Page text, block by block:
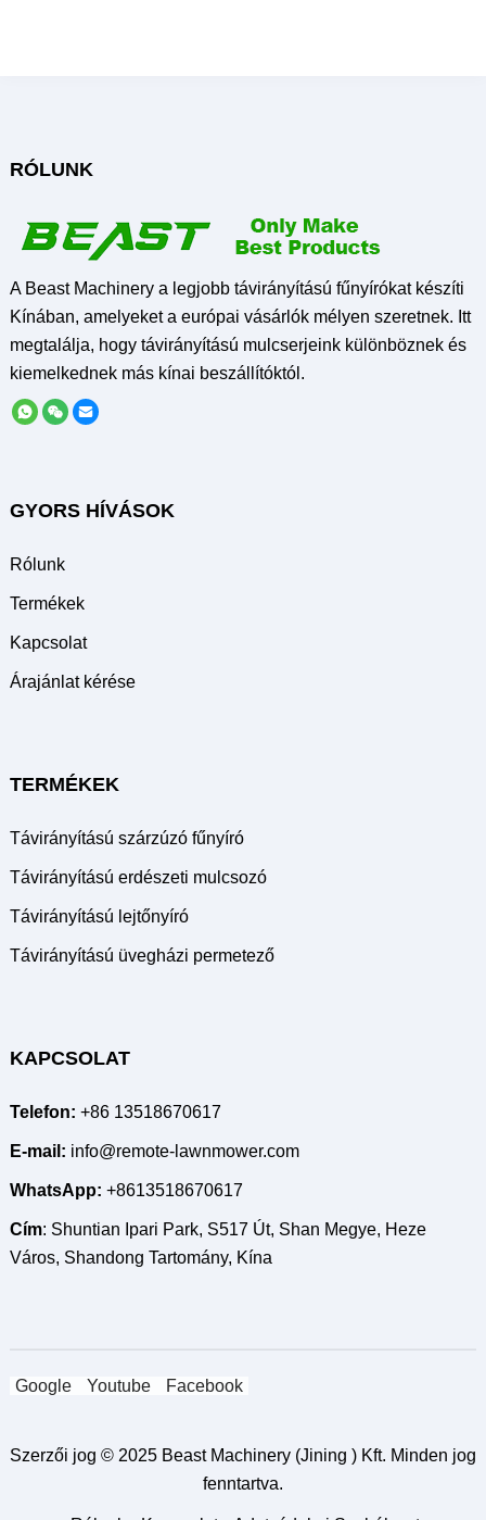
RÓLUNK
A Beast Machinery a legjobb távirányítású fűnyírókat készíti
Kínában, amelyeket a európai vásárlók mélyen szeretnek. Itt
megtalálja, hogy távirányítású mulcserjeink különböznek és
kiemelkednek más kínai beszállítóktól.
GYORS HÍVÁSOK
Rólunk
Termékek
Kapcsolat
Árajánlat kérése
TERMÉKEK
Távirányítású szárzúzó fűnyíró
Távirányítású erdészeti mulcsozó
Távirányítású lejtőnyíró
Távirányítású üvegházi permetező
KAPCSOLAT
Telefon: +86 13518670617
E-mail: info@remote-lawnmower.com
WhatsApp: +8613518670617
Cím: Shuntian Ipari Park, S517 Út, Shan Megye, Heze
Város, Shandong Tartomány, Kína
Google Youtube Facebook
Szerzői jog © 2025 Beast Machinery (Jining ) Kft. Minden jog
fenntartva.